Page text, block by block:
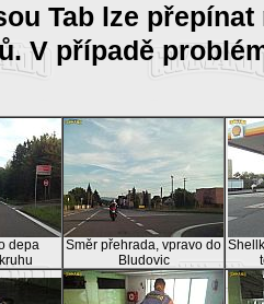
Tab lze
V případě
depa
Směr přehrada, vpravo do
Bludovic